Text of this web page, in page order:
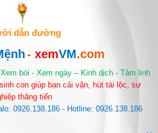
dẫn đường
- xemVM.com
bói - Xem ngày – Kinh dịch - Tâm linh
con giúp bạn cải vận, hút tài lộc, sự
thăng tiến
0926.138.186 - Hotline: 0926.138.186